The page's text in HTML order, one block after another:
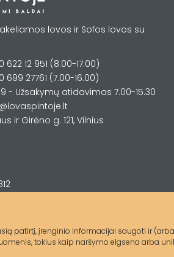
patirtį, įrenginio informacijai saugoti ir
tokius kaip naršymo elgsena arba
lovos ir Sofos lovos su
622 12 951 (8.00-17.00)
699 27761 (7.00-16.00)
- Užsakymų atidavimas 7.00-15.30
ir Girėno g. 121, Vilnius